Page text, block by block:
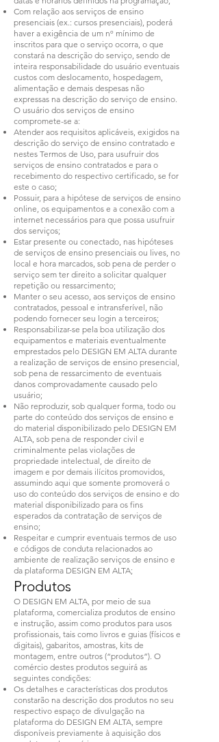
Com relação aos serviços de ensino
presenciais (ex.: cursos presenciais), poderá
haver a exigência de um nº mínimo de
inscritos para que o serviço ocorra, o que
constará na descrição do serviço, sendo de
inteira responsabilidade do usuário eventuais
custos com deslocamento, hospedagem,
alimentação e demais despesas não
expressas na descrição do serviço de ensino.
O usuário dos serviços de ensino
compromete-se a:
Atender aos requisitos aplicáveis, exigidos na
descrição do serviço de ensino contratado e
nestes Termos de Uso, para usufruir dos
serviços de ensino contratados e para o
recebimento do respectivo certificado, se for
este o caso;
Possuir, para a hipótese de serviços de ensino
online, os equipamentos e a conexão com a
internet necessários para que possa usufruir
dos serviços;
Estar presente ou conectado, nas hipóteses
de serviços de ensino presenciais ou lives, no
local e hora marcados, sob pena de perder o
serviço sem ter direito a solicitar qualquer
repetição ou ressarcimento;
Manter o seu acesso, aos serviços de ensino
contratados, pessoal e intransferível, não
podendo fornecer seu login a terceiros;
Responsabilizar-se pela boa utilização dos
equipamentos e materiais eventualmente
emprestados pelo DESIGN EM ALTA durante
a realização de serviços de ensino presencial,
sob pena de ressarcimento de eventuais
danos comprovadamente causado pelo
usuário;
Não reproduzir, sob qualquer forma, todo ou
parte do conteúdo dos serviços de ensino e
do material disponibilizado pelo DESIGN EM
ALTA, sob pena de responder civil e
criminalmente pelas violações de
propriedade intelectual, de direito de
imagem e por demais ilícitos promovidos,
assumindo aqui que somente promoverá o
uso do conteúdo dos serviços de ensino e do
material disponibilizado para os fins
esperados da contratação de serviços de
ensino;
Respeitar e cumprir eventuais termos de uso
e códigos de conduta relacionados ao
ambiente de realização serviços de ensino e
da plataforma DESIGN EM ALTA;
Produtos
O DESIGN EM ALTA, por meio de sua
plataforma, comercializa produtos de ensino
e instrução, assim como produtos para usos
profissionais, tais como livros e guias (físicos e
digitais), gabaritos, amostras, kits de
montagem, entre outros (“produtos”). O
comércio destes produtos seguirá as
seguintes condições:
Os detalhes e características dos produtos
constarão na descrição dos produtos no seu
respectivo espaço de divulgação na
plataforma do DESIGN EM ALTA, sempre
disponíveis previamente à aquisição dos